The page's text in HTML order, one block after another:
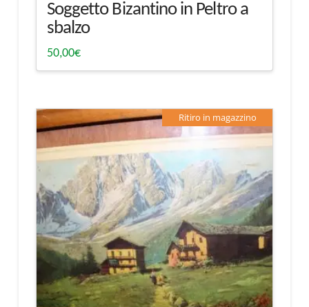
Soggetto Bizantino in Peltro a
sbalzo
50,00€
Ritiro in magazzino